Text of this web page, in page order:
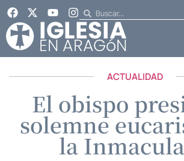
ACTUALIDAD
El obispo
solemne
la